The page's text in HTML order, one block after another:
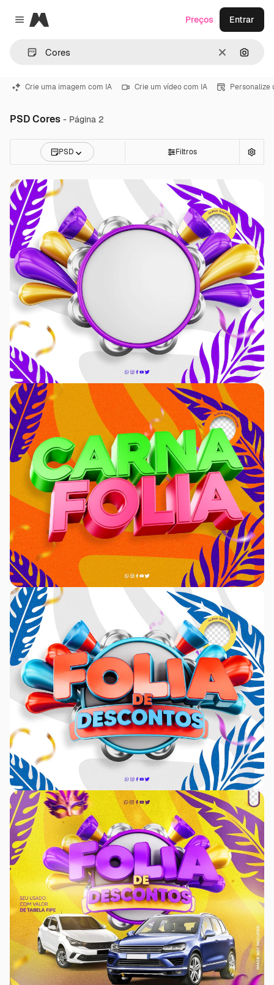
Close menu
Magnific
Limpar
Preços Entrar
Crie uma imagem com IA Crie um vídeo com IA Personalize
PSD Cores - Página 2
PSD Filtros